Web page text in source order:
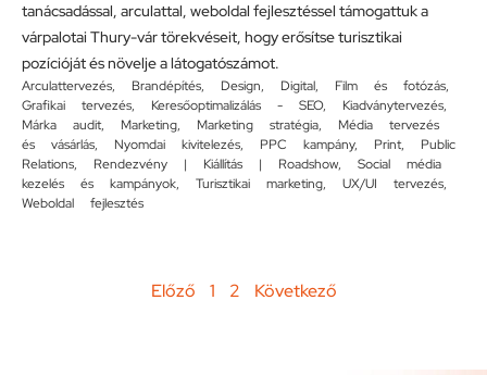
tanácsadással, arculattal, weboldal fejlesztéssel támogattuk a
várpalotai Thury-vár törekvéseit, hogy erősítse turisztikai
pozícióját és növelje a látogatószámot.
Arculattervezés, Brandépítés, Design, Digital, Film és fotózás,
Grafikai tervezés, Keresőoptimalizálás - SEO, Kiadványtervezés,
Márka audit, Marketing, Marketing stratégia, Média tervezés
és vásárlás, Nyomdai kivitelezés, PPC kampány, Print, Public
Relations, Rendezvény | Kiállítás | Roadshow, Social média
kezelés és kampányok, Turisztikai marketing, UX/UI tervezés,
Weboldal fejlesztés
Előző 1 2 Következő